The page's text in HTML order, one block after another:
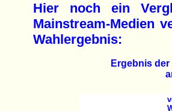
Hier noch ein
Mainstream-Medien
Wahlergebnis:
Ergebnis